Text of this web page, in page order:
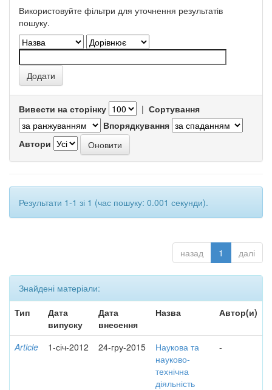
Використовуйте фільтри для уточнення результатів
пошуку.
Вивести на сторінку | Сортування
Впорядкування
Автори
Результати 1-1 зі 1 (час пошуку: 0.001 секунди).
назад 1 далі
Знайдені матеріали:
Тип
Дата
випуску
Дата
внесення
Назва Автор(и)
Article 1-січ-2012 24-гру-2015
Наукова та
науково-
технічна
діяльність
-